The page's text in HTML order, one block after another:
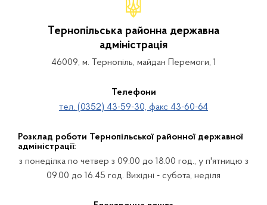
Тернопільська районна державна
адміністрація
46009, м. Тернопіль, майдан Перемоги, 1
Телефони
тел. (0352) 43-59-30, факс 43-60-64
Розклад роботи Тернопільської районної державної
адміністрації:
з понеділка по четвер з 09.00 до 18.00 год., у п'ятницю з
09.00 до 16.45 год. Вихідні - субота, неділя